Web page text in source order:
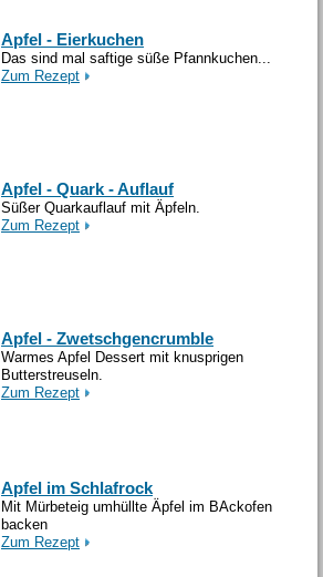
Apfel - Eierkuchen
Das sind mal saftige süße Pfannkuchen...
Zum Rezept
Apfel - Quark - Auflauf
Süßer Quarkauflauf mit Äpfeln.
Zum Rezept
Apfel - Zwetschgencrumble
Warmes Apfel Dessert mit knusprigen
Butterstreuseln.
Zum Rezept
Apfel im Schlafrock
Mit Mürbeteig umhüllte Äpfel im BAckofen
backen
Zum Rezept